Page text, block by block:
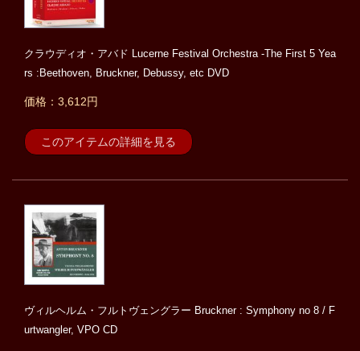
クラウディオ・アバド Lucerne Festival Orchestra -The First 5 Yea
rs :Beethoven, Bruckner, Debussy, etc DVD
価格：3,612円
このアイテムの詳細を見る
ヴィルヘルム・フルトヴェングラー Bruckner : Symphony no 8 / F
urtwangler, VPO CD